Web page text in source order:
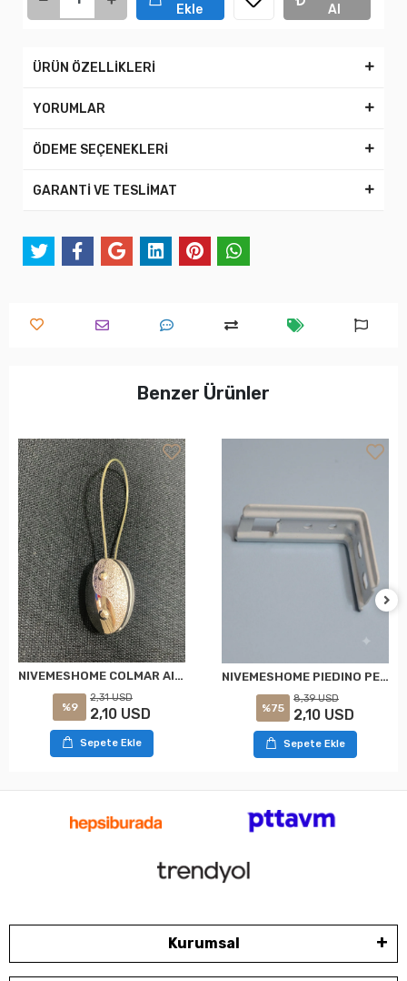
Ekle
Al
ÜRÜN ÖZELLİKLERİ
YORUMLAR
ÖDEME SEÇENEKLERİ
GARANTİ VE TESLİMAT
Benzer Ürünler
NIVEMESHOME COLMAR AIMANTATA ARGENTO PER GANCIO TENDA
%9
2,31 USD
2,10 USD
Sepete Ekle
NIVEMESHOME PIEDINO PER ZEBRA CON UNGHIE APPLICAZIONE A PARETE - LACCATO A PIEDINO 7 CM
%75
8,39 USD
2,10 USD
Sepete Ekle
Kurumsal